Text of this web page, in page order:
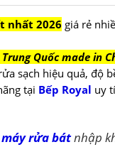
nhất 2026 giá rẻ
Quốc made in
sạch hiệu quả, độ
tại Bếp Royal uy
máy rửa bátnhập